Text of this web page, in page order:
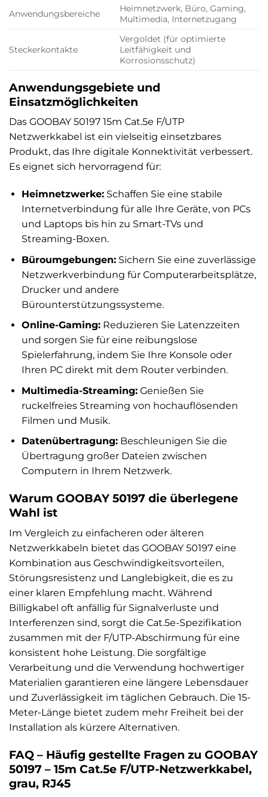
Anwendungsbereiche
Heimnetzwerk, Büro, Gaming,
Multimedia, Internetzugang
Steckerkontakte
Vergoldet (für optimierte
Leitfähigkeit und
Korrosionsschutz)
Anwendungsgebiete und
Einsatzmöglichkeiten
Das GOOBAY 50197 15m Cat.5e F/UTP
Netzwerkkabel ist ein vielseitig einsetzbares
Produkt, das Ihre digitale Konnektivität verbessert.
Es eignet sich hervorragend für:
Heimnetzwerke:Schaffen Sie eine stabile
Internetverbindung für alle Ihre Geräte, von PCs
und Laptops bis hin zu Smart-TVs und
Streaming-Boxen.
Büroumgebungen:Sichern Sie eine zuverlässige
Netzwerkverbindung für Computerarbeitsplätze,
Drucker und andere
Bürounterstützungssysteme.
Online-Gaming:Reduzieren Sie Latenzzeiten
und sorgen Sie für eine reibungslose
Spielerfahrung, indem Sie Ihre Konsole oder
Ihren PC direkt mit dem Router verbinden.
Multimedia-Streaming:Genießen Sie
ruckelfreies Streaming von hochauflösenden
Filmen und Musik.
Datenübertragung:Beschleunigen Sie die
Übertragung großer Dateien zwischen
Computern in Ihrem Netzwerk.
Warum GOOBAY 50197 die überlegene
Wahl ist
Im Vergleich zu einfacheren oder älteren
Netzwerkkabeln bietet das GOOBAY 50197 eine
Kombination aus Geschwindigkeitsvorteilen,
Störungsresistenz und Langlebigkeit, die es zu
einer klaren Empfehlung macht. Während
Billigkabel oft anfällig für Signalverluste und
Interferenzen sind, sorgt die Cat.5e-Spezifikation
zusammen mit der F/UTP-Abschirmung für eine
konsistent hohe Leistung. Die sorgfältige
Verarbeitung und die Verwendung hochwertiger
Materialien garantieren eine längere Lebensdauer
und Zuverlässigkeit im täglichen Gebrauch. Die 15-
Meter-Länge bietet zudem mehr Freiheit bei der
Installation als kürzere Alternativen.
FAQ – Häufig gestellte Fragen zu GOOBAY
50197 – 15m Cat.5e F/UTP-Netzwerkkabel,
grau, RJ45